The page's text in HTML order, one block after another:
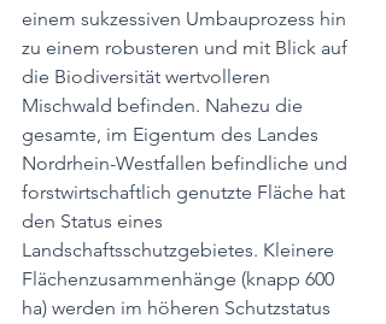
einem sukzessiven Umbauprozess hin
zu einem robusteren und mit Blick auf
die Biodiversität wertvolleren
Mischwald befinden. Nahezu die
gesamte, im Eigentum des Landes
Nordrhein-Westfallen befindliche und
forstwirtschaftlich genutzte Fläche hat
den Status eines
Landschaftsschutzgebietes. Kleinere
Flächenzusammenhänge (knapp 600
ha) werden im höheren Schutzstatus